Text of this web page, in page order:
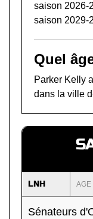
saison 2026-
saison 2029-
Quel
Parker Kelly
dans la ville
LNH AGE
Sénateurs